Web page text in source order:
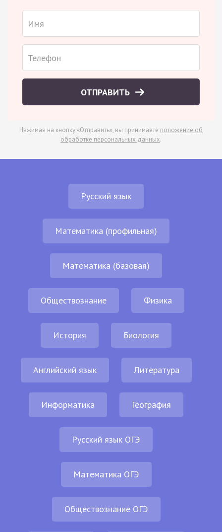
ОТПРАВИТЬ
Нажимая на кнопку «Отправить», вы принимаете положение об
обработке персональных данных.
Русский язык
Математика (профильная)
Математика (базовая)
Обществознание Физика
История Биология
Английский язык Литература
Информатика География
Русский язык ОГЭ
Математика ОГЭ
Обществознание ОГЭ